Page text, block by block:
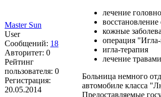
Master Sun
User
Сообщений: 18
Авторитет: 0
Рейтинг
пользователя: 0
Регистрация:
20.05.2014
лечение
кожные
операция
игла-терапия
лечение травами
Больница немного
автомобиле класса
Предоставляемые